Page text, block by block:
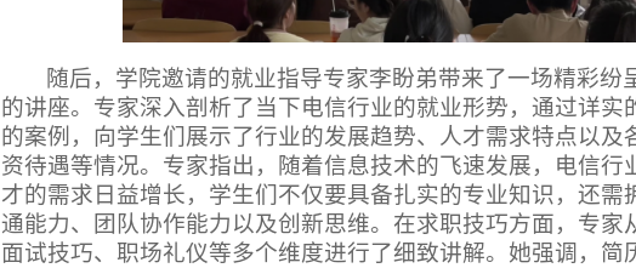
随后，学院邀请的就业指导专家李盼弟带来了一场精彩纷
的讲座。专家深入剖析了当下电信行业的就业形势，通过详实
的案例，向学生们展示了行业的发展趋势、人才需求特点以及
资待遇等情况。专家指出，随着信息技术的飞速发展，电信行
才的需求日益增长，学生们不仅要具备扎实的专业知识，还需
通能力、团队协作能力以及创新思维。在求职技巧方面，专家
面试技巧、职场礼仪等多个维度进行了细致讲解。她强调，简